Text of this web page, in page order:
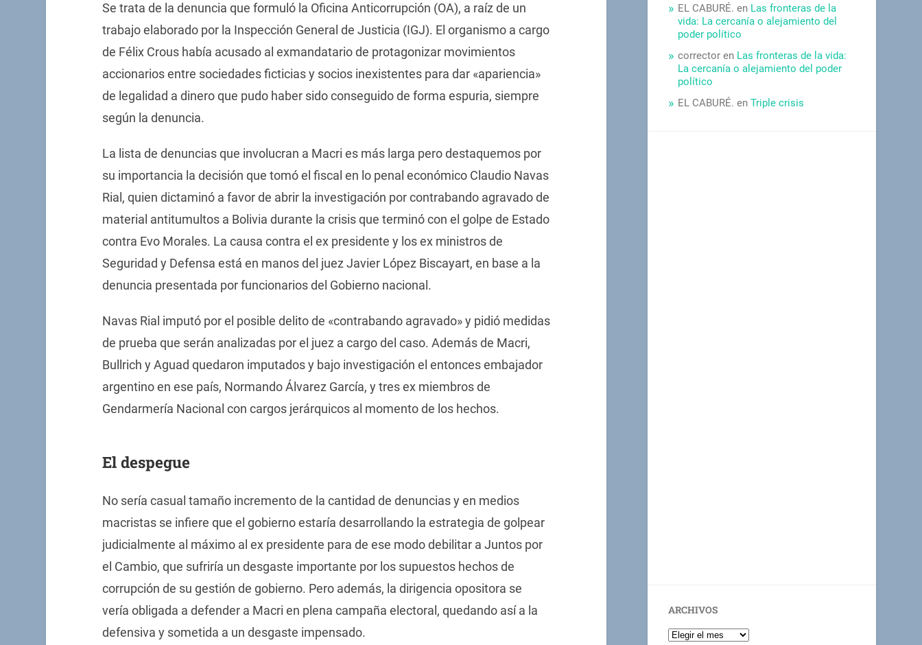
Se trata de la denuncia que formuló la Oficina Anticorrupción (OA), a raíz de un
trabajo elaborado por la Inspección General de Justicia (IGJ). El organismo a cargo
de Félix Crous había acusado al exmandatario de protagonizar movimientos
accionarios entre sociedades ficticias y socios inexistentes para dar «apariencia»
de legalidad a dinero que pudo haber sido conseguido de forma espuria, siempre
según la denuncia.
La lista de denuncias que involucran a Macri es más larga pero destaquemos por
su importancia la decisión que tomó el fiscal en lo penal económico Claudio Navas
Rial, quien dictaminó a favor de abrir la investigación por contrabando agravado de
material antitumultos a Bolivia durante la crisis que terminó con el golpe de Estado
contra Evo Morales. La causa contra el ex presidente y los ex ministros de
Seguridad y Defensa está en manos del juez Javier López Biscayart, en base a la
denuncia presentada por funcionarios del Gobierno nacional.
Navas Rial imputó por el posible delito de «contrabando agravado» y pidió medidas
de prueba que serán analizadas por el juez a cargo del caso. Además de Macri,
Bullrich y Aguad quedaron imputados y bajo investigación el entonces embajador
argentino en ese país, Normando Álvarez García, y tres ex miembros de
Gendarmería Nacional con cargos jerárquicos al momento de los hechos.
El despegue
No sería casual tamaño incremento de la cantidad de denuncias y en medios
macristas se infiere que el gobierno estaría desarrollando la estrategia de golpear
judicialmente al máximo al ex presidente para de ese modo debilitar a Juntos por
el Cambio, que sufriría un desgaste importante por los supuestos hechos de
corrupción de su gestión de gobierno. Pero además, la dirigencia opositora se
vería obligada a defender a Macri en plena campaña electoral, quedando así a la
defensiva y sometida a un desgaste impensado.
EL CABURÉ. en Las fronteras de la
vida: La cercanía o alejamiento del
poder político
corrector en Las fronteras de la vida:
La cercanía o alejamiento del poder
político
EL CABURÉ. enTriple crisis
ARCHIVOS